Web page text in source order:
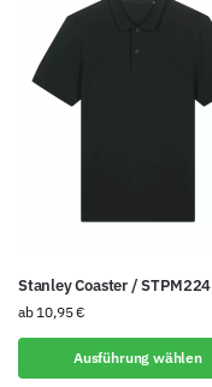
Stanley Coaster / STPM224
ab 10,95€
Ausführung wählen